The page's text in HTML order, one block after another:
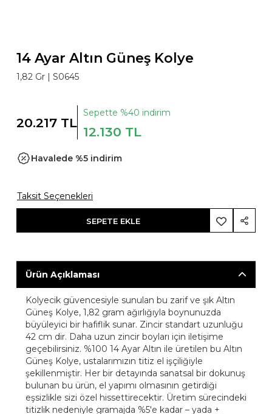
14 Ayar Altın Güneş Kolye
1,82 Gr | S0645
20.217 TL
Sepette %40 indirim
12.130 TL
Havalede %5 indirim
Taksit Seçenekleri
SEPETE EKLE
Ürün Açıklaması
Kolyecik güvencesiyle sunulan bu zarif ve şık Altın
Güneş Kolye, 1,82 gram ağırlığıyla boynunuzda
büyüleyici bir hafiflik sunar. Zincir standart uzunluğu
42 cm dir. Daha uzun zincir boyları için iletişime
geçebilirsiniz. %100 14 Ayar Altın ile üretilen bu Altın
Güneş Kolye, ustalarımızın titiz el işçiliğiyle
şekillenmiştir. Her bir detayında sanatsal bir dokunuş
bulunan bu ürün, el yapımı olmasının getirdiği
eşsizlikle sizi özel hissettirecektir. Üretim sürecindeki
titizlik nedeniyle gramajda %5'e kadar – yada +